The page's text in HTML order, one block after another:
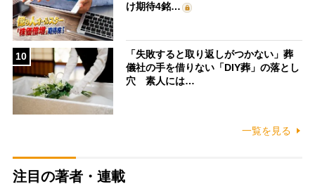
け期待4銘…
10
「失敗すると取り返しがつかない」葬
儀社の手を借りない「DIY葬」の落とし
穴 素人には…
一覧を見る
注目の著者・連載